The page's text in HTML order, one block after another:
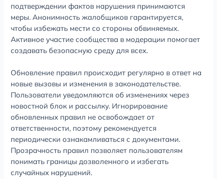
подтверждении фактов нарушения принимаются
меры. Анонимность жалобщиков гарантируется,
чтобы избежать мести со стороны обвиняемых.
Активное участие сообщества в модерации помогает
создавать безопасную среду для всех.
Обновление правил происходит регулярно в ответ на
новые вызовы и изменения в законодательстве.
Пользователи уведомляются об изменениях через
новостной блок и рассылку. Игнорирование
обновленных правил не освобождает от
ответственности, поэтому рекомендуется
периодически ознакамливаться с документами.
Прозрачность правил позволяет пользователям
понимать границы дозволенного и избегать
случайных нарушений.